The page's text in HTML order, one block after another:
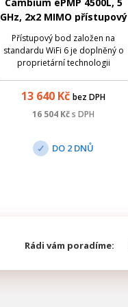
GHz, 2x2 MIMO přístupový
bod
Přístupový bod založen na
standardu WiFi 6 je doplněný o
proprietární technologii
120 klientských jednotek
najednou.
13 640 Kč bez DPH
16 504 Kčs DPH
DO 2 DNŮ
Rádi vám poradíme: